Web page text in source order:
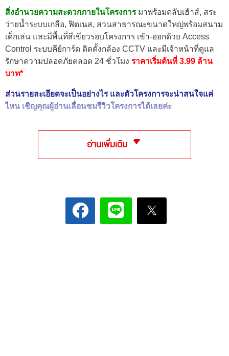
สิ่งอำนวยความสะดวกภายในโครงการมาพร้อมคลับเฮ้าส์, สระ
ว่ายน้ำระบบเกลือ, ฟิตเนส, สวนสาธารณะขนาดใหญ่พร้อมสนาม
เด็กเล่น และมีพื้นที่สีเขียวรอบโครงการ เข้า-ออกด้วย Access
Control ระบบคีย์การ์ด ติดตั้งกล้อง CCTV และมีเจ้าหน้าที่ดูแล
รักษาความปลอดภัยตลอด 24 ชั่วโมง ราคาเริ่มต้นที่ 3.99 ล้าน
บาท*
ส่วนรายละเอียดจะเป็นอย่างไร และตัวโครงการจะน่าสนใจแค่
ไหน เชิญคุณผู้อ่านเลื่อนชมรีวิวโครงการได้เลยค่ะ
อ่านเพิ่มเติม